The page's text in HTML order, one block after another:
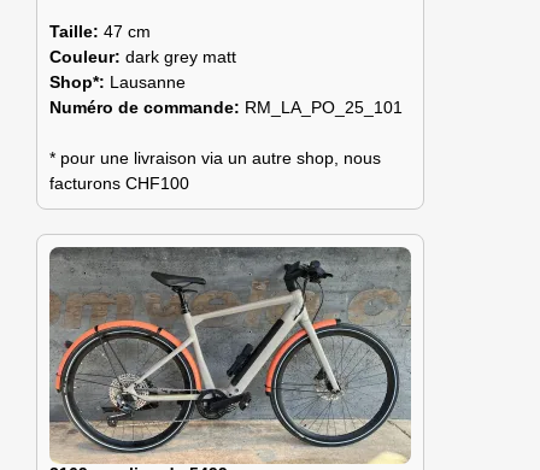
Taille: 47 cm
Couleur: dark grey matt
Shop*: Lausanne
Numéro de commande: RM_LA_PO_25_101
* pour une livraison via un autre shop, nous
facturons CHF100